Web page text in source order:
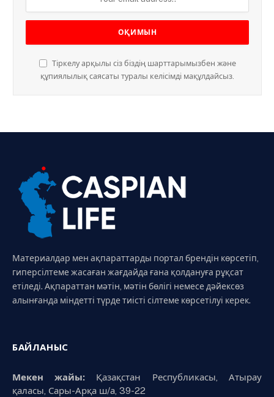
Тіркелу арқылы сіз біздің шарттарымызбен және
құпиялылық саясаты туралы келісімді мақұлдайсыз.
Материалдар мен ақпараттарды портал брендін көрсетіп,
гиперсілтеме жасаған жағдайда ғана қолдануға рұқсат
етіледі. Ақпараттан мәтін, мәтін бөлігі немесе дәйексөз
алынғанда міндетті түрде тиісті сілтеме көрсетілуі керек.
БАЙЛАНЫС
Мекен жайы:Қазақстан Республикасы, Атырау
қаласы, Сары-Арқа ш/а, 39-22